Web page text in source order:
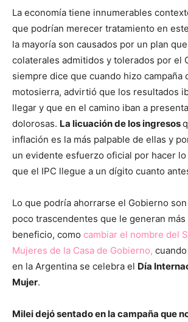
La economía tiene innumerables
que podrían merecer tratamiento en
la mayoría son causados por un plan
colaterales admitidos y tolerados por el
siempre dice que cuando hizo campaña
motosierra, advirtió que los resultados
llegar y que en el camino iban a
dolorosas. La licuación de los ingresos
inflación es la más palpable de ellas y
un evidente esfuerzo oficial por hacer
que el IPC llegue a un dígito cuanto
Lo que podría ahorrarse el Gobierno
poco trascendentes que le generan
beneficio, como cambiar el nombre del
Mujeres de la Casa de Gobierno,
en la Argentina se celebra el Día
Mujer.
Milei dejó sentado en la campaña que